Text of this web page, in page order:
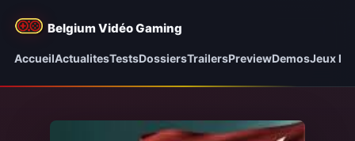
Belgium Vidéo Gaming
AccueilActualitesTestsDossiersTrailersPreviewDemosJeux